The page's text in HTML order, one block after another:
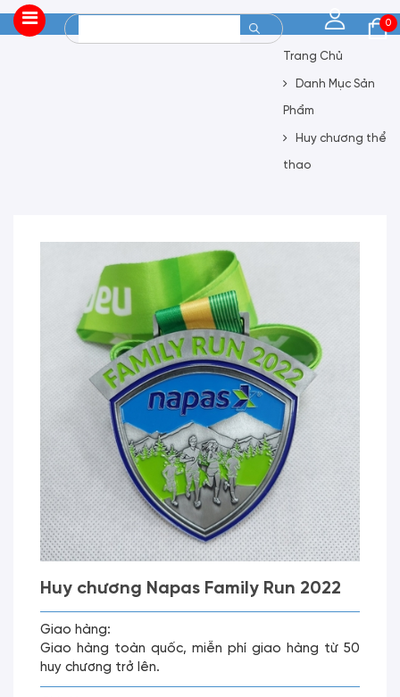
0
Trang Chủ
Danh Mục Sản
Phẩm
Huy chương thể
thao
Huy chương Napas Family Run 2022
Giao hàng:
Giao hàng toàn quốc, miễn phí giao hàng từ 50
huy chương trở lên.